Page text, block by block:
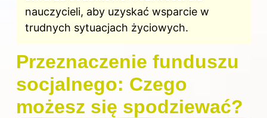
nauczycieli, aby uzyskać wsparcie w
trudnych sytuacjach życiowych.
Przeznaczenie funduszu
socjalnego: Czego
możesz się spodziewać?